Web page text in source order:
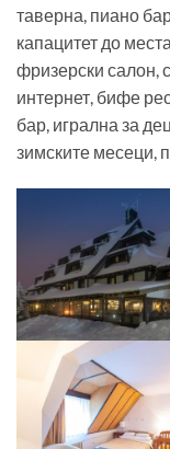
таверна, пиано
капацитет до
фризерски салон,
интернет, бифе
бар, игрална за
зимските месеци,